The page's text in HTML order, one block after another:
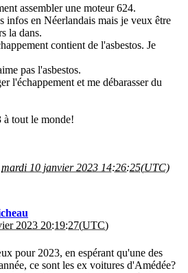
assembler une moteur 624.
infos en Néerlandais mais je veux être
la dans.
contient de l'asbestos. Je
pas l'asbestos.
l'échappement et me débarasser du
tout le monde!
mardi 10 janvier 2023 14:26:25(UTC)
2023 20:19:27(UTC)
pour 2023, en espérant qu'une des
ce sont les ex voitures d'Amédée?